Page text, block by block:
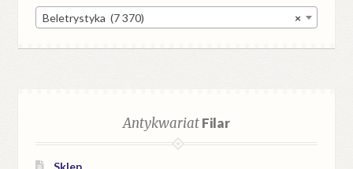
×
Beletrystyka (7 370)
AntykwariatFilar
Sklep